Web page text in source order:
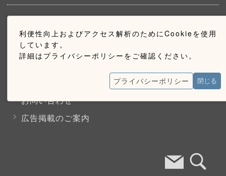
利便性向上およびアクセス解析のためにCookieを使用
しています。
詳細はプライバシーポリシーをご確認ください。
プライバシーポリシー 閉じる
お問い合わせ
お問い合わせ
広告掲載のご案内